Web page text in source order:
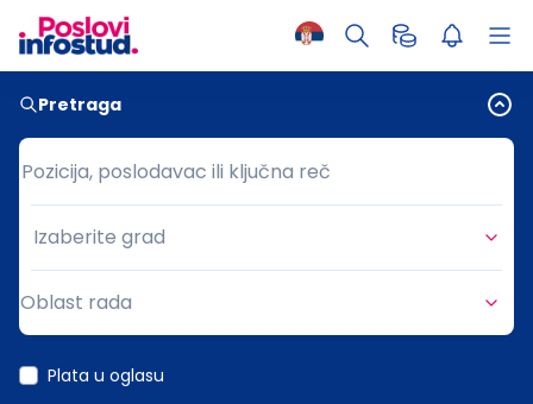
Pretraga
Pozicija, poslodavac ili ključna reč
Pozicija, poslodavac ili ključna reč
Grad
Izaberite grad
Oblast rada
Plata u oglasu